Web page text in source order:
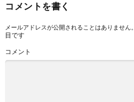
コメントを書く
メールアドレスが公開されることはありません。
目です
コメント